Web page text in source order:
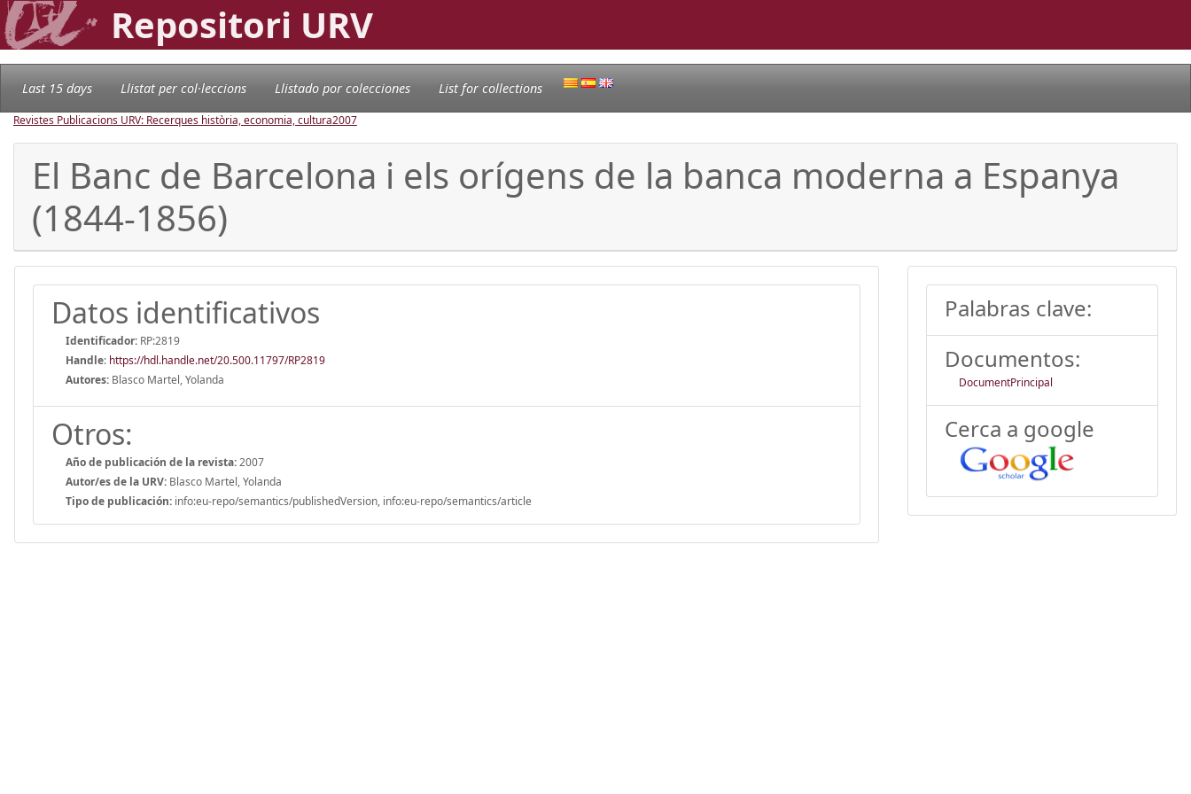
Repositori URV
Last 15 days Llistat per col·leccions Llistado por colecciones List for collections
Revistes Publicacions URV: Recerques història, economia, cultura2007
El Banc de Barcelona i els orígens de la banca moderna a Espanya
(1844-1856)
Datos identificativos
Identificador: RP:2819
Handle: https://hdl.handle.net/20.500.11797/RP2819
Autores: Blasco Martel, Yolanda
Otros:
Año de publicación de la revista:2007
Autor/es de la URV: Blasco Martel, Yolanda
Tipo de publicación: info:eu-repo/semantics/publishedVersion, info:eu-repo/semantics/article
Palabras clave:
Documentos:
DocumentPrincipal
Cerca a google